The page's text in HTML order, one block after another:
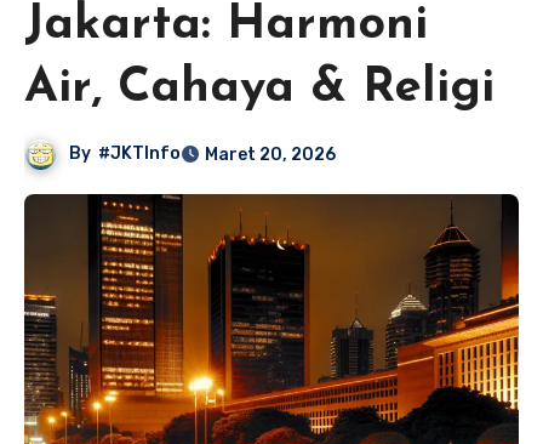
Jakarta: Harmoni
Air, Cahaya & Religi
By #JKTInfo Maret 20, 2026